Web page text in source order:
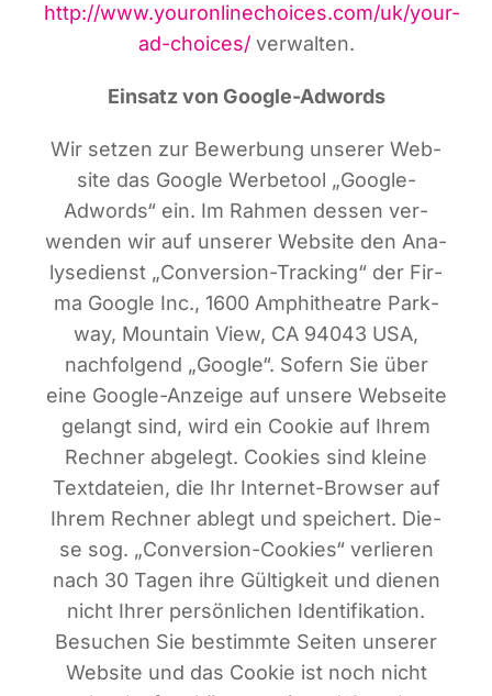
http://www.youronlinechoices.com/uk/your-
ad-choices/verwalten.
Ein­satz von Google-Adwords
Wir set­zen zur Bewer­bung unse­rer Web­
site das Goog­le Wer­be­tool „Goog­le-
Adwords“ ein. Im Rah­men des­sen ver­
wen­den wir auf unse­rer Web­site den Ana­
ly­se­dienst „Con­ver­si­on-Track­ing“ der Fir­
ma Goog­le Inc., 1600 Amphi­theat­re Park­
way, Moun­tain View, CA 94043 USA,
nach­fol­gend „Goog­le“. Sofern Sie über
eine Goog­le-Anzei­ge auf unse­re Web­sei­te
gelangt sind, wird ein Coo­kie auf Ihrem
Rech­ner abge­legt. Coo­kies sind klei­ne
Text­da­tei­en, die Ihr Inter­net-Brow­ser auf
Ihrem Rech­ner ablegt und spei­chert. Die­
se sog. „Con­ver­si­on-Coo­kies“ ver­lie­ren
nach 30 Tagen ihre Gül­tig­keit und die­nen
nicht Ihrer per­sön­li­chen Iden­ti­fi­ka­ti­on.
Besu­chen Sie bestimm­te Sei­ten unse­rer
Web­site und das Coo­kie ist noch nicht